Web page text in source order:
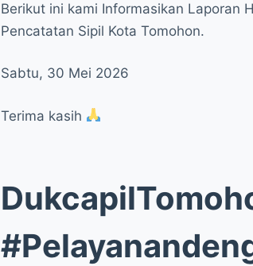
Berikut ini kami Informasikan Laporan
Pencatatan Sipil Kota Tomohon.
Sabtu, 30 Mei 2026
Terima kasih